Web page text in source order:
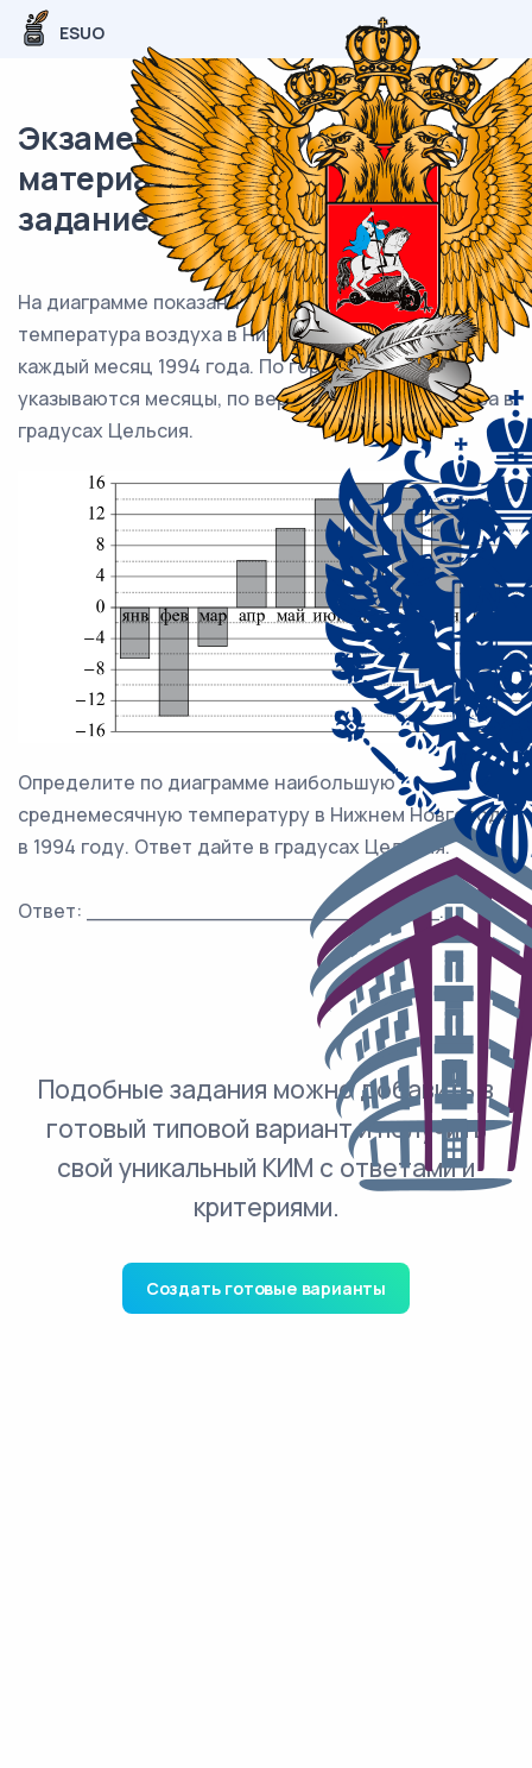
ESUO
Экзаменационный (типовой)
материал ЕГЭ / База / 03
задание (24) / 198
На диаграмме показана среднемесячная
температура воздуха в Нижнем Новгороде за
каждый месяц 1994 года. По горизонтали
указываются месяцы, по вертикали — температура в
градусах Цельсия.
Определите по диаграмме наибольшую
среднемесячную температуру в Нижнем Новгороде
в 1994 году. Ответ дайте в градусах Цельсия.
Ответ: ___________________________.
Подобные задания можно добавить в
готовый типовой вариант и получить
свой уникальный КИМ с ответами и
критериями.
Создать готовые варианты